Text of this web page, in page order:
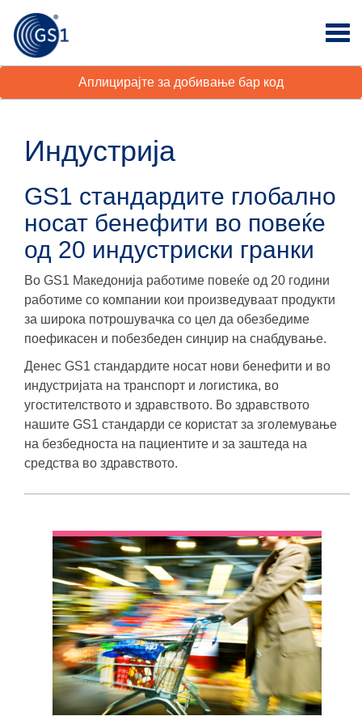
Аплицирајте за добивање бар код
Индустрија
GS1 стандардите глобално
носат бенефити во повеќе
од 20 индустриски гранки
Во GS1 Македонија работиме повеќе од 20 години
работиме со компании кои произведуваат продукти
за широка потрошувачка со цел да обезбедиме
поефикасен и побезбеден синџир на снабдување.
Денес GS1 стандардите носат нови бенефити и во
индустријата на транспорт и логистика, во
угостителството и здравството. Во здравството
нашите GS1 стандарди се користат за зголемување
на безбедноста на пациентите и за заштеда на
средства во здравството.